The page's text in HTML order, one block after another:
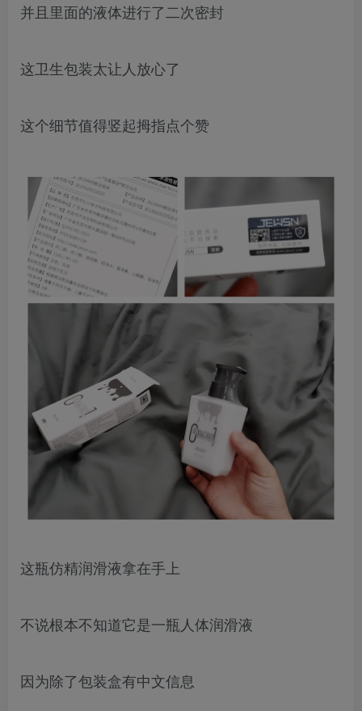
并且里面的液体进行了二次密封
这卫生包装太让人放心了
这个细节值得竖起拇指点个赞
这瓶仿精润滑液拿在手上
不说根本不知道它是一瓶人体润滑液
因为除了包装盒有中文信息